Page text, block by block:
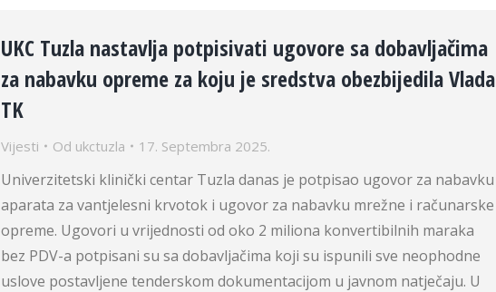
UKC Tuzla nastavlja potpisivati ugovore sa dobavljačima
za nabavku opreme za koju je sredstva obezbijedila Vlada
TK
Vijesti Od ukctuzla 17. Septembra 2025.
Univerzitetski klinički centar Tuzla danas je potpisao ugovor za nabavku
aparata za vantjelesni krvotok i ugovor za nabavku mrežne i računarske
opreme. Ugovori u vrijednosti od oko 2 miliona konvertibilnih maraka
bez PDV-a potpisani su sa dobavljačima koji su ispunili sve neophodne
uslove postavljene tenderskom dokumentacijom u javnom natječaju. U